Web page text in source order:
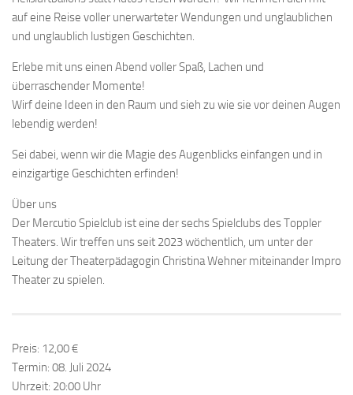
auf eine Reise voller unerwarteter Wendungen und unglaublichen
und unglaublich lustigen Geschichten.
Erlebe mit uns einen Abend voller Spaß, Lachen und
überraschender Momente!
Wirf deine Ideen in den Raum und sieh zu wie sie vor deinen Augen
lebendig werden!
Sei dabei, wenn wir die Magie des Augenblicks einfangen und in
einzigartige Geschichten erfinden!
Über uns
Der Mercutio Spielclub ist eine der sechs Spielclubs des Toppler
Theaters. Wir treffen uns seit 2023 wöchentlich, um unter der
Leitung der Theaterpädagogin Christina Wehner miteinander Impro
Theater zu spielen.
Preis: 12,00 €
Termin: 08. Juli 2024
Uhrzeit: 20:00 Uhr